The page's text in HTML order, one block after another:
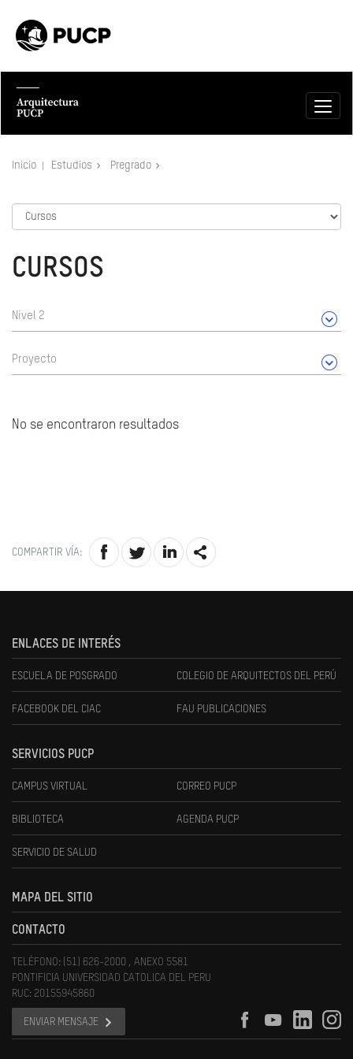
Inicio Estudios Pregrado
CURSOS
Nivel 2
Proyecto
No se encontraron resultados
COMPARTIR VÍA:
ENLACES DE INTERÉS
ESCUELA DE POSGRADO COLEGIO DE ARQUITECTOS DEL PERÚ
FACEBOOK DEL CIAC FAU PUBLICACIONES
SERVICIOS PUCP
CAMPUS VIRTUAL CORREO PUCP
BIBLIOTECA AGENDA PUCP
SERVICIO DE SALUD
MAPA DEL SITIO
CONTACTO
TELÉFONO: (51) 626-2000 , ANEXO 5581
PONTIFICIA UNIVERSIDAD CATOLICA DEL PERU
RUC: 20155945860
ENVIAR MENSAJE